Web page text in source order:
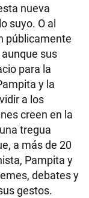
nueva
suyo. O al
públicamente
sus
para la
y la
a los
creen en la
tregua
a más de 20
Pampita y
debates y
gestos.